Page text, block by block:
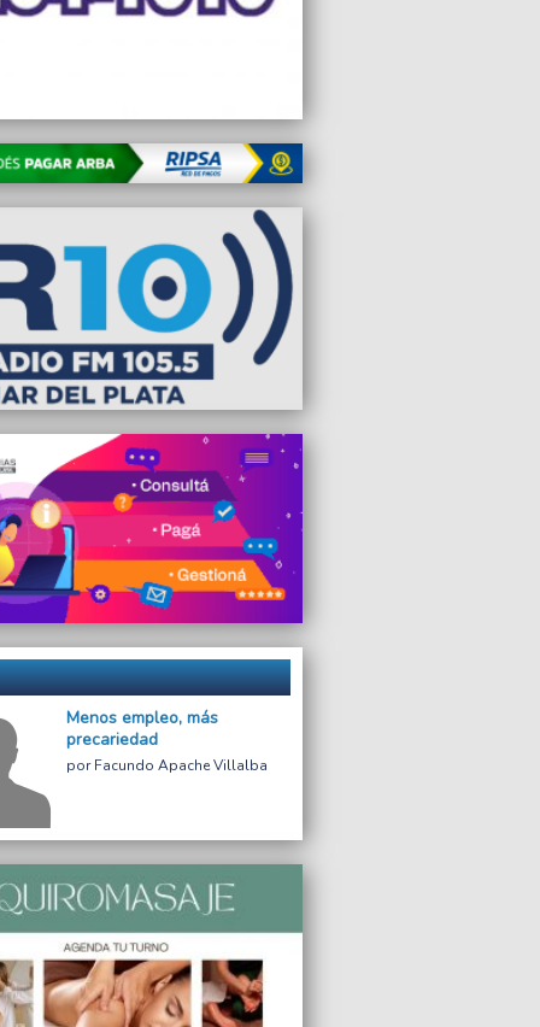
Menos empleo, más
precariedad
Facundo Apache Villalba